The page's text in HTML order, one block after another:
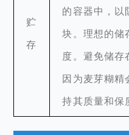
贮
存
的容器中，以
块。理想的储
度。避免储存
因为麦芽糊精
持其质量和保